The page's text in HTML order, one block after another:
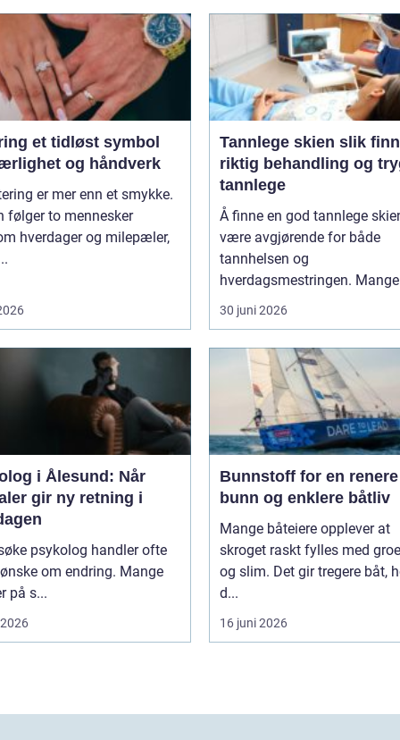
symbol
og håndverk
er mer enn et smykke.
følger to mennesker
hverdager og milepæler,
Tannlege skien slik finner du
riktig behandling og
tannlege
Å finne en god tannlege
være avgjørende for både
tannhelsen og
hverdagsmestringen.
30 juni 2026
i Ålesund: Når
gir ny retning i
psykolog handler ofte
om endring. Mange
på s...
Bunnstoff for en renere
bunn og enklere båtliv
Mange båteiere opplever at
skroget raskt fylles med
og slim. Det gir tregere båt,
d...
16 juni 2026